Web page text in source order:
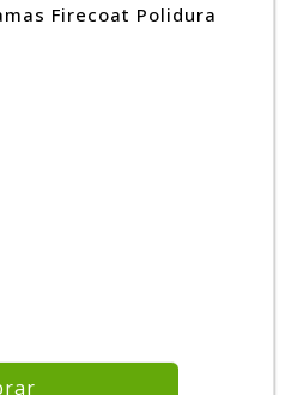
Firecoat Polidura